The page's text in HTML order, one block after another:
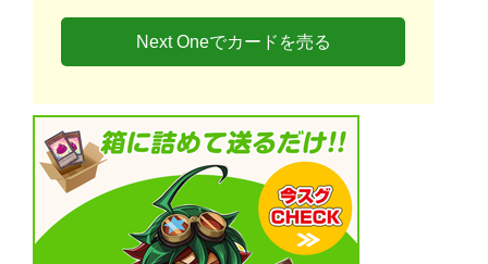
Next Oneでカードを売る